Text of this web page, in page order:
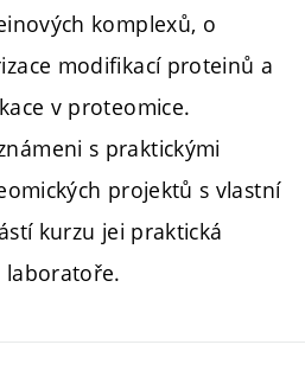
komplexů, o
modifikací proteinů a
v proteomice.
s praktickými
projektů s vlastní
kurzu jei praktická
laboratoře.